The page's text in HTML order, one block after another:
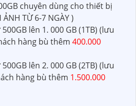
chuyên dùng cho thiết bị
TỪ 6-7 NGÀY )
lên 1. 000 GB (1TB) (lưu
hàng bù thêm 400.000
lên 2. 000 GB (2TB) (lưu
hàng bù thêm 1.500.000